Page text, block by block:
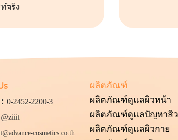
จริง
0-2452-2200-3
@ziiit
cosmetics.co.th
ผลิตภัณฑ์
ผลิตภัณฑ์ดูแลผิวหน้า
ผลิตภัณฑ์ดูแลปัญหาสิว
ผลิตภัณฑ์ดูแลผิวกาย